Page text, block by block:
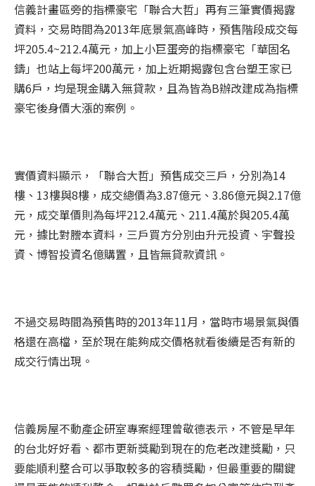
信義計畫區旁的指標豪宅「聯合大哲」再有三筆實價揭露
資料，交易時間為2013年底景氣高峰時，預售階段成交每
坪205.4~212.4萬元，加上小巨蛋旁的指標豪宅「華固名
鑄」也站上每坪200萬元，加上近期揭露包含台塑王家已
購6戶，均是現金購入無貸款，且為皆為B辦改建成為指標
豪宅後身價大漲的案例。
實價資料顯示，「聯合大哲」預售成交三戶，分別為14
樓、13樓與8樓，成交總價為3.87億元、3.86億元與2.17億
元，成交單價則為每坪212.4萬元、211.4萬於與205.4萬
元，據比對謄本資料，三戶買方分別由升元投資、宇聲投
資、博智投資名億購置，且皆無貸款資訊。
不過交易時間為預售時的2013年11月，當時市場景氣與價
格還在高檔，至於現在能夠成交價格就看後續是否有新的
成交行情出現。
信義房屋不動產企研室專案經理曾敬德表示，不管是早年
的台北好好看、都市更新獎勵到現在的危老改建獎勵，只
要能順利整合可以爭取較多的容積獎勵，但最重要的關鍵